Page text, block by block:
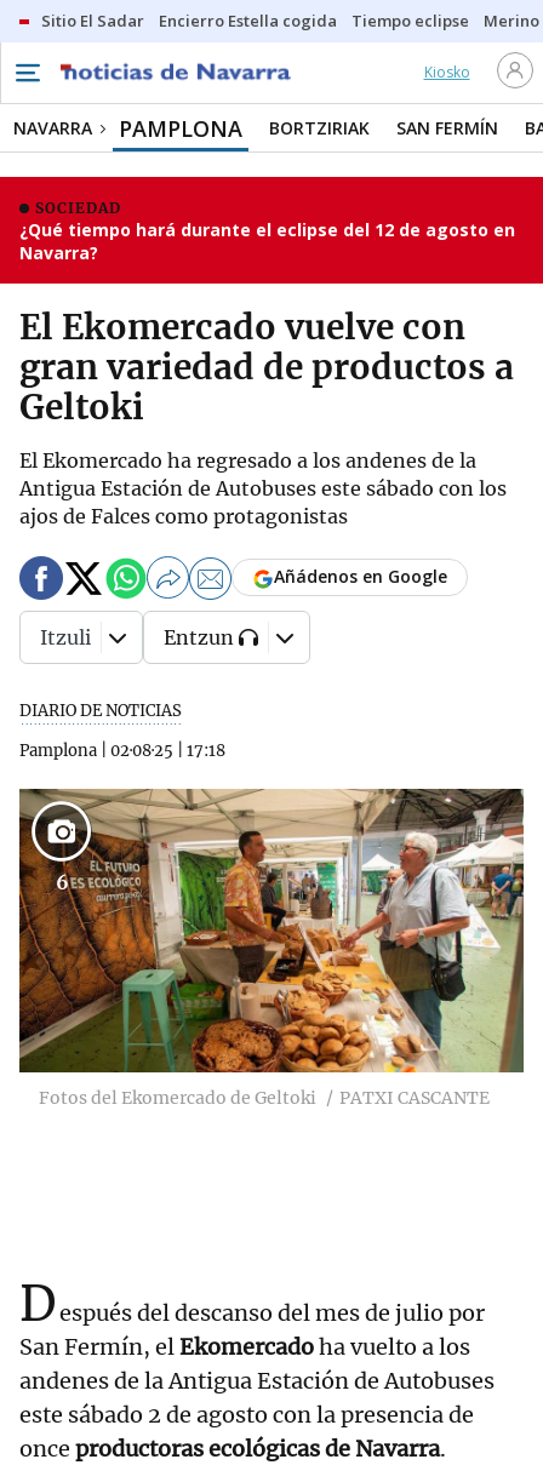
Sitio El Sadar Encierro Estella cogida Tiempo eclipse
Kiosko
NAVARRA PAMPLONA BORTZIRIAK SAN FERMÍN
SOCIEDAD
¿Qué tiempo hará durante el eclipse del 12 de agosto en
Navarra?
El Ekomercado vuelve con
gran variedad de productos a
Geltoki
El Ekomercado ha regresado a los andenes de la
Antigua Estación de Autobuses este sábado con los
ajos de Falces como protagonistas
DIARIO DE NOTICIAS
Pamplona
02·08·25 17:18
Añádenos en Google
Itzuli Entzun
6
Fotos del Ekomercado de Geltoki PATXI CASCANTE
Después del descanso del mes de julio por
San Fermín, elEkomercadoha vuelto a los
andenes de la Antigua Estación de Autobuses
este sábado 2 de agosto con la presencia de
once productoras ecológicas de Navarra.